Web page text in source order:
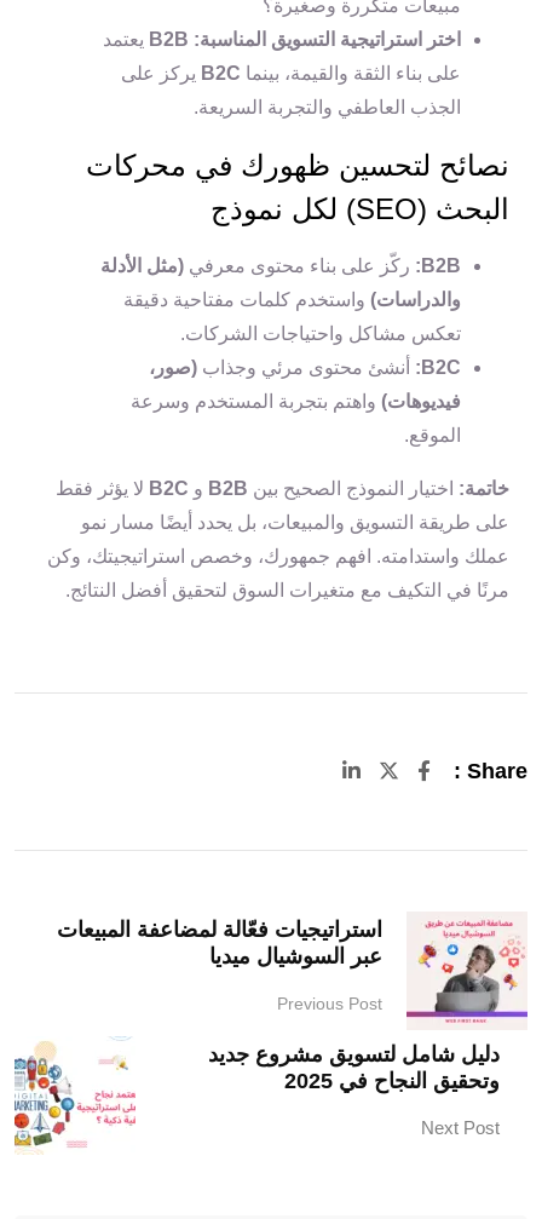
مبيعات متكررة وصغيرة؟
اختر استراتيجية التسويق المناسبة: B2B يعتمد
على بناء الثقة والقيمة، بينما B2C يركز على
الجذب العاطفي والتجربة السريعة.
نصائح لتحسين ظهورك في محركات
البحث (SEO) لكل نموذج
B2B: ركّز على بناء محتوى معرفي (مثل الأدلة
والدراسات) واستخدم كلمات مفتاحية دقيقة
تعكس مشاكل واحتياجات الشركات.
B2C:
أنشئ محتوى مرئي وجذاب (صور،
فيديوهات) واهتم بتجربة المستخدم وسرعة
الموقع.
خاتمة: اختيار النموذج الصحيح بين B2B و
لا يؤثر فقط
على طريقة التسويق والمبيعات، بل يحدد أيضًا مسار نمو
عملك واستدامته. افهم جمهورك، وخصص استراتيجيتك، وكن
مرنًا في التكيف مع متغيرات السوق لتحقيق أفضل النتائج.
Share :
LinkedIn
استراتيجيات فعّالة لمضاعفة المبيعات
عبر السوشيال ميديا
Previous Post
دليل شامل لتسويق مشروع جديد
وتحقيق النجاح في 2025
Next Post